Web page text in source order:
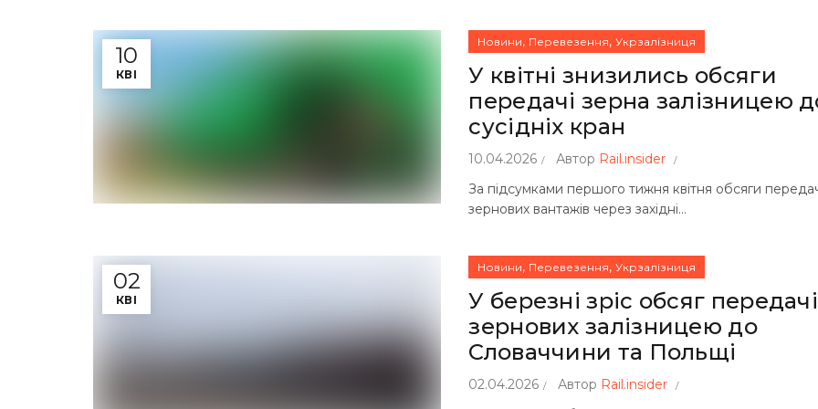
10
КВІ
Новини, Перевезення,Укрзалізниця
У квітні знизились обсяги
передачі зерна залізницею
сусідніх кран
10.04.2026 Автор Rail.insider
За підсумками першого тижня квітня обсяги
зернових вантажів через західні...
02
КВІ
Новини, Перевезення,Укрзалізниця
У березні зріс обсяг передачі
зернових залізницею до
Словаччини та Польщі
02.04.2026 Автор Rail.insider